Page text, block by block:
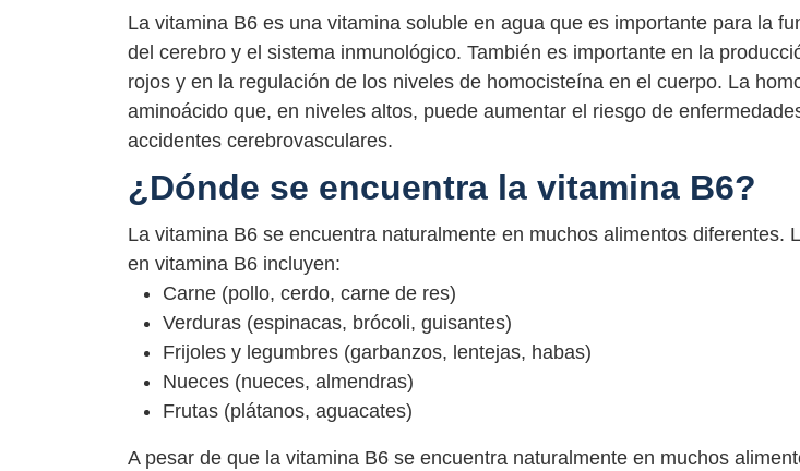
La vitamina B6 es una vitamina soluble en agua que es importante para la
del cerebro y el sistema inmunológico. También es importante en la
rojos y en la regulación de los niveles de homocisteína en el cuerpo. La
aminoácido que, en niveles altos, puede aumentar el riesgo de
accidentes cerebrovasculares.
¿Dónde se encuentra la vitamina B6?
La vitamina B6 se encuentra naturalmente en muchos alimentos diferentes.
en vitamina B6 incluyen:
Carne (pollo, cerdo, carne de res)
Verduras (espinacas, brócoli, guisantes)
Frijoles y legumbres (garbanzos, lentejas, habas)
Nueces (nueces, almendras)
Frutas (plátanos, aguacates)
A pesar de que la vitamina B6 se encuentra naturalmente en muchos